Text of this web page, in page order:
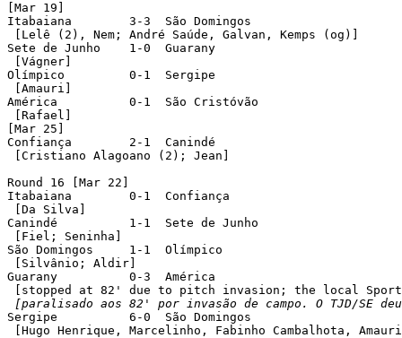
[Mar 19]
Itabaiana	 3-3  São Domingos
[Lelê (2), Nem; André Saúde, Galvan, Kemps (og)]
Sete de Junho	 1-0  Guarany
[Vágner]
Olímpico	 0-1  Sergipe
[Amauri]
América		 0-1  São Cristóvão
[Rafael]
[Mar 25]
Confiança	 2-1  Canindé
[Cristiano Alagoano (2); Jean]
Round 16 [Mar 22]
Itabaiana	 0-1  Confiança
[Da Silva]
Canindé		 1-1  Sete de Junho
[Fiel; Seninha]
São Domingos	 1-1  Olímpico
[Silvânio; Aldir]
Guarany		 0-3  América
[stopped at 82' due to pitch invasion; the local
[paralisado aos 82' por invasão de campo. O TJD/SE
Sergipe		 6-0  São Domingos
[Hugo Henrique, Marcelinho, Fabinho Cambalhota,